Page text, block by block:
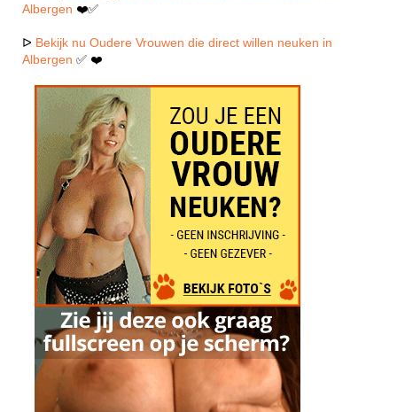
Albergen ❤️✅
ᐅ Bekijk nu Oudere Vrouwen die direct willen neuken in
Albergen ✅ ❤️